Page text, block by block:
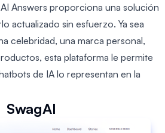
Answers proporciona una solución
actualizado sin esfuerzo. Ya sea
celebridad, una marca personal,
esta plataforma le permite
de IA lo representan en la
SwagAI